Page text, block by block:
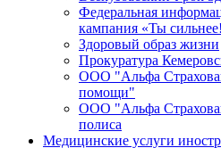
Федеральная
кампания «Ты
Здоровый образ жизни
Прокуратура
ООО "Альфа
помощи"
ООО "Альфа
полиса
Медицинские услуги